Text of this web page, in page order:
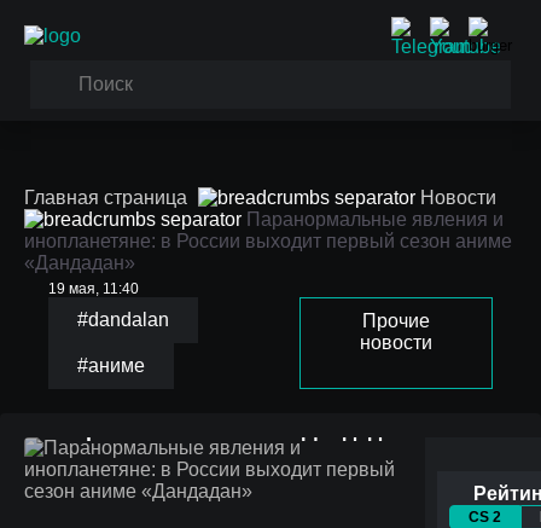
Главная страница
Новости
Паранормальные явления и
инопланетяне: в России выходит первый сезон аниме
«Дандадан»
19 мая, 11:40
#dandalan
#аниме
Прочие
новости
Паранормальные явления и
CS 2